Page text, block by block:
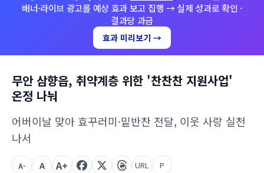
배너·라이브 광고를 예상 효과 보고 집행 → 실제 성과로 확인 ·
결과당 과금
효과 미리보기 →
무안 삼향읍, 취약계층 위한 '찬찬찬 지원사업'
온정 나눠
어버이날 맞아 효꾸러미·밑반찬 전달, 이웃 사랑 실천
나서
A- A A+ URL P